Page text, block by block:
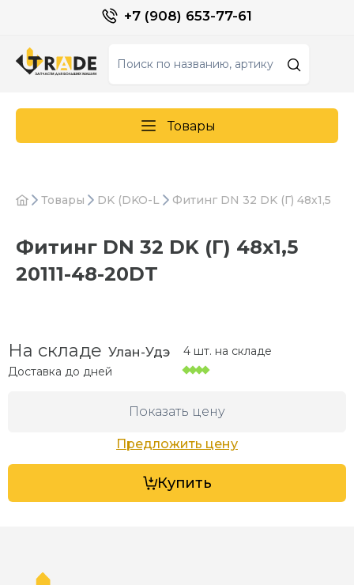
+7 (908) 653-77-61
Товары
Товары DK (DKO-L Фитинг DN 32 DK (Г) 48х1,5
Фитинг DN 32 DK (Г) 48х1,5
20111-48-20DT
На складе Улан-Удэ
Доставка до дней
4 шт. на складе
Показать цену
Предложить цену
Купить